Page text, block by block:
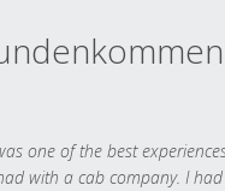
one of the best
with a cab company. I